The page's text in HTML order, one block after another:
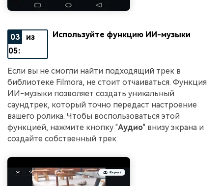
03
из
05:
Используйте функцию ИИ-музыки
Если вы не смогли найти подходящий трек в
библиотеке Filmora, не стоит отчаиваться. Функция
ИИ-музыки позволяет создать уникальный
саундтрек, который точно передаст настроение
вашего ролика. Чтобы воспользоваться этой
функцией, нажмите кнопку "Аудио" внизу экрана и
создайте собственный трек.